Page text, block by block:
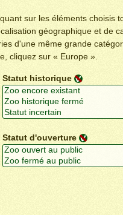
sur les éléments choisis
géographique et de
d'une même grande
cliquez sur « Europe ».
Statut historique
Statut d'ouverture